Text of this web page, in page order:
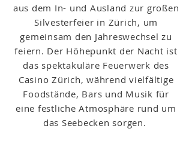
aus dem In- und Ausland zur großen
Silvesterfeier in Zürich, um
gemeinsam den Jahreswechsel zu
feiern. Der Höhepunkt der Nacht ist
das spektakuläre Feuerwerk des
Casino Zürich, während vielfältige
Foodstände, Bars und Musik für
eine festliche Atmosphäre rund um
das Seebecken sorgen.